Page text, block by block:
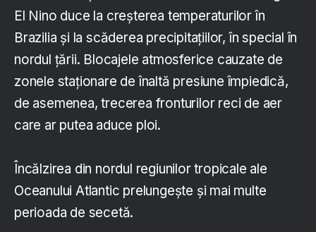
El Nino duce la creşterea temperaturilor în
Brazilia şi la scăderea precipitaţiilor, în special în
nordul ţării. Blocajele atmosferice cauzate de
zonele staţionare de înaltă presiune împiedică,
de asemenea, trecerea fronturilor reci de aer
care ar putea aduce ploi.
Încălzirea din nordul regiunilor tropicale ale
Oceanului Atlantic prelungeşte şi mai multe
perioada de secetă.